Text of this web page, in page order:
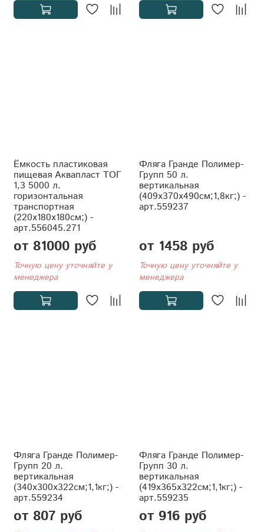
Ёмкость пластиковая
пищевая Аквапласт ТОГ
1,3 5000 л.
горизонтальная
транспортная
(220x180x180см;) -
арт.556045.271
от 81000 руб
Точную цену уточняйте у
менеджера
Фляга Гранде Полимер-
Групп 50 л.
вертикальная
(409x370x490см;1,8кг;) -
арт.559237
от 1458 руб
Точную цену уточняйте у
менеджера
Фляга Гранде Полимер-
Групп 20 л.
вертикальная
(340x300x322см;1,1кг;) -
арт.559234
от 807 руб
Фляга Гранде Полимер-
Групп 30 л.
вертикальная
(419x365x322см;1,1кг;) -
арт.559235
от 916 руб